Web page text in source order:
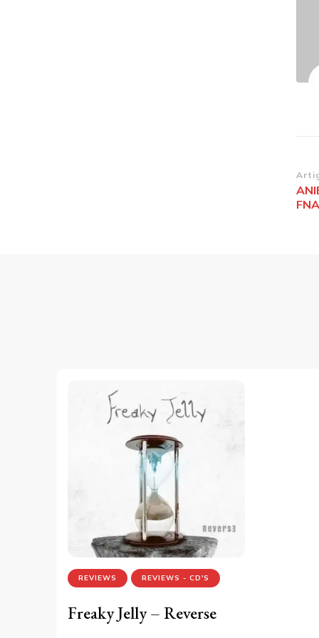
de
REVIEWS REVIEWS - CD'S
Freaky Jelly – Reverse